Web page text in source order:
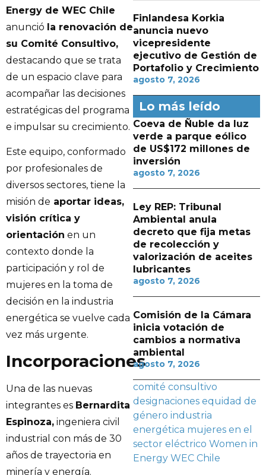
Energy de WEC Chile
anunció la renovación de
su Comité Consultivo,
destacando que se trata
de un espacio clave para
acompañar las decisiones
estratégicas del programa
e impulsar su crecimiento.
Este equipo, conformado
por profesionales de
diversos sectores, tiene la
misión de aportar ideas,
visión crítica y
orientación en un
contexto donde la
participación y rol de
mujeres en la toma de
decisión en la industria
energética se vuelve cada
vez más urgente.
Incorporaciones
Una de las nuevas
integrantes es Bernardita
Espinoza, ingeniera civil
industrial con más de 30
años de trayectoria en
minería y energía.
Finlandesa Korkia
anuncia nuevo
vicepresidente
ejecutivo de Gestión de
Portafolio y Crecimiento
agosto 7, 2026
Lo más leído
Coeva de Ñuble da luz
verde a parque eólico
de US$172 millones de
inversión
agosto 7, 2026
Ley REP: Tribunal
Ambiental anula
decreto que fija metas
de recolección y
valorización de aceites
lubricantes
agosto 7, 2026
Comisión de la Cámara
inicia votación de
cambios a normativa
ambiental
agosto 7, 2026
comité consultivo
designaciones equidad de
género industria
energética mujeres en el
sector eléctrico Women in
Energy WEC Chile